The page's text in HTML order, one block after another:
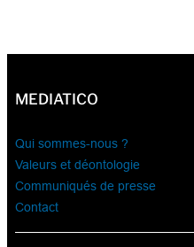
MEDIATICO
Qui sommes-nous ?
Valeurs et déontologie
Communiqués de presse
Contact